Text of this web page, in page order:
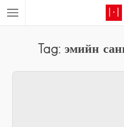
Tag: эмийн